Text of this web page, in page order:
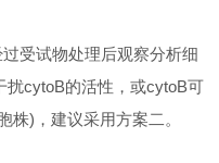
过受试物处理后观察分析细
扰cytoB的活性，或cytoB可
株) ，建议采用方案二。